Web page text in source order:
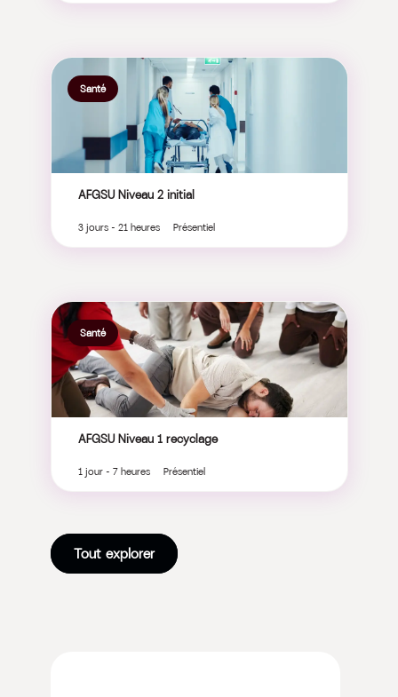
Santé
AFGSU Niveau 2 initial
3 jours - 21 heures Présentiel
Santé
AFGSU Niveau 1 recyclage
1 jour - 7 heures Présentiel
Tout explorer